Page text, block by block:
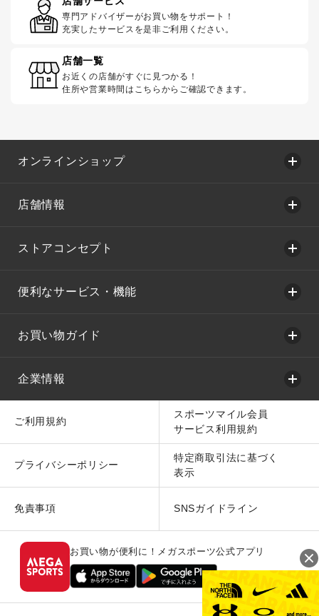
専門アドバイザーがお買い物をサポート！
充実したサービスを是非ご利用ください。
店舗一覧
お近くの店舗がすぐに見つかる！
住所や営業時間はこちらからご確認できます。
オンラインショップ
店舗情報
ストアコンセプト
便利なサービス・機能
お買い物ガイド
企業情報
ご利用規約
スポーツマイル会員
サービス利用規約
プライバシーポリシー
特定商取引法に基づく
表示
免責事項 SNSガイドライン
お買い物が便利に！メガスポーツ公式アプリ